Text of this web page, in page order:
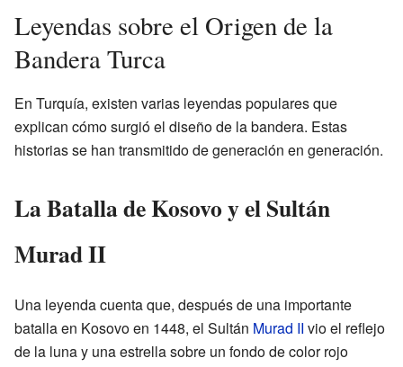
Leyendas sobre el Origen de la
Bandera Turca
En Turquía, existen varias leyendas populares que
explican cómo surgió el diseño de la bandera. Estas
historias se han transmitido de generación en generación.
La Batalla de Kosovo y el Sultán
Murad II
Una leyenda cuenta que, después de una importante
batalla en Kosovo en 1448, el Sultán Murad II vio el reflejo
de la luna y una estrella sobre un fondo de color rojo